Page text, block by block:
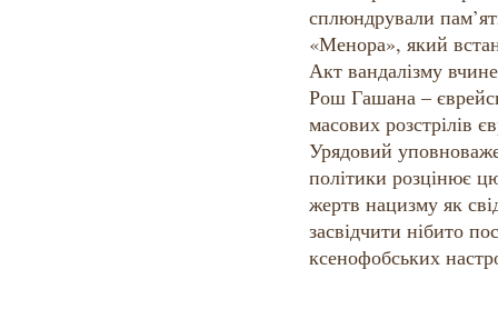
сплюндрували
«Менора», який
Акт вандалізму
Рош Гашана –
масових розстрілів
Урядовий
політики розцінює
жертв нацизму як
засвідчити нібито
ксенофобських